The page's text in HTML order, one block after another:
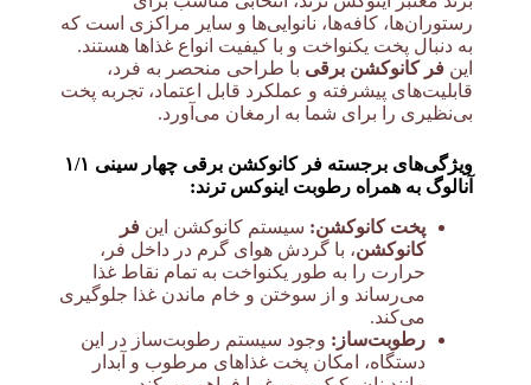
رستوران‌ها، کافه‌ها، نانوایی‌ها و سایر مراکزی است که
به دنبال پخت یکنواخت و با کیفیت انواع غذاها هستند.
این فر کانوکشن برقی با طراحی منحصر به فرد،
قابلیت‌های پیشرفته و عملکرد قابل اعتماد، تجربه پخت
بی‌نظیری را برای شما به ارمغان می‌آورد.
ویژگی‌های برجسته فر کانوکشن برقی چهار سینی ۱/۱
آنالوگ به همراه رطوبت اینوکس ترند:
پخت کانوکشن: سیستم کانوکشن این فر
کانوکشن، با گردش هوای گرم در داخل فر،
حرارت را به طور یکنواخت به تمام نقاط غذا
می‌رساند و از سوختن و خام ماندن غذا جلوگیری
می‌کند.
رطوبت‌ساز: وجود سیستم رطوبت‌ساز در این
دستگاه، امکان پخت غذاهای مرطوب و آبدار